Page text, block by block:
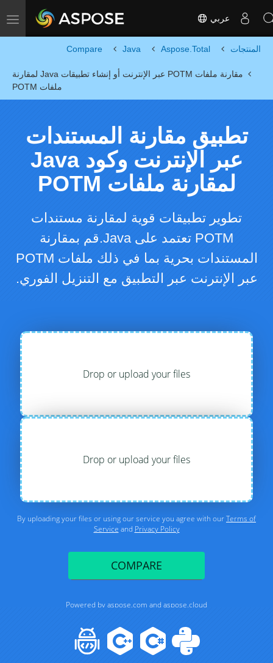
Toggle navigation عربي
المنتجات Aspose.Total
Java
Compare
مقارنة ملفات POTM عبر الإنترنت أو إنشاء تطبيقات Java لمقارنة
ملفات POTM
تطبيق مقارنة المستندات
عبر الإنترنت وكود Java
لمقارنة ملفات POTM
تطوير تطبيقات قوية لمقارنة مستندات
POTM تعتمد على Java.قم بمقارنة
المستندات بحرية بما في ذلك ملفات POTM
عبر الإنترنت عبر التطبيق مع التنزيل الفوري.